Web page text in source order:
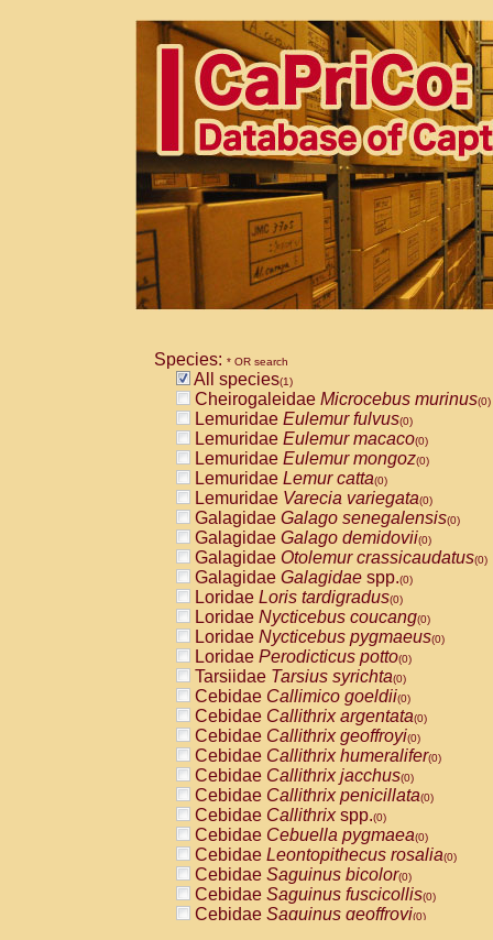
Species: * OR search
All species(1)
Cheirogaleidae Microcebus murinus(0)
Lemuridae Eulemur fulvus(0)
Lemuridae Eulemur macaco(0)
Lemuridae Eulemur mongoz(0)
Lemuridae Lemur catta(0)
Lemuridae Varecia variegata(0)
Galagidae Galago senegalensis(0)
Galagidae Galago demidovii(0)
Galagidae Otolemur crassicaudatus(0)
Galagidae Galagidae spp.(0)
Loridae Loris tardigradus(0)
Loridae Nycticebus coucang(0)
Loridae Nycticebus pygmaeus(0)
Loridae Perodicticus potto(0)
Tarsiidae Tarsius syrichta(0)
Cebidae Callimico goeldii(0)
Cebidae Callithrix argentata(0)
Cebidae Callithrix geoffroyi(0)
Cebidae Callithrix humeralifer(0)
Cebidae Callithrix jacchus(0)
Cebidae Callithrix penicillata(0)
Cebidae Callithrixspp.(0)
Cebidae Cebuella pygmaea(0)
Cebidae Leontopithecus rosalia(0)
Cebidae Saguinus bicolor(0)
Cebidae Saguinus fuscicollis(0)
Cebidae Saguinus geoffroyi(0)